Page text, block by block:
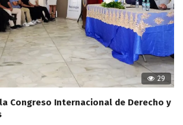
29
Congreso Internacional de Derecho y